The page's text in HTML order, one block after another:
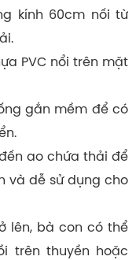
kính 60cm nối từ
PVC nổi trên mặt
gắn mềm để có
ao chứa thải để
và dễ sử dụng cho
lên, bà con có thể
trên thuyền hoặc